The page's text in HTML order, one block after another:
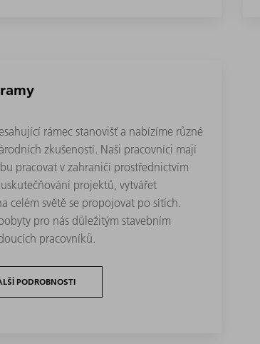
rámec stanovišť a nabízíme různé
zkušeností. Naši pracovníci mají
pracovat v zahraničí prostřednictvím
projektů, vytvářet
celém světě se propojovat po sítích.
pro nás důležitým stavebním
pracovníků.
PODROBNOSTI